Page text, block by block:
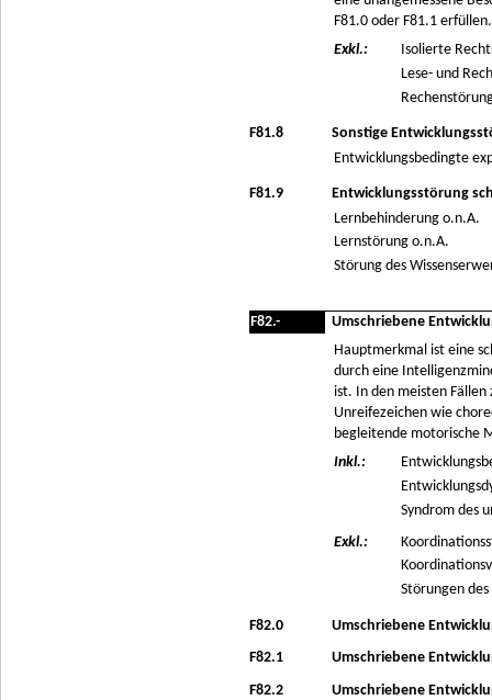
F81.0 oder F81.1 erfüllen.
Exkl.:
Isolierte
Lese- und
F81.8
Sonstige
Entwicklungsbedingte
F81.9
Entwicklungsstörung
Lernbehinderung o.n.A.
Lernstörung o.n.A.
Störung des
F82.-
Umschriebene
Hauptmerkmal ist eine
durch eine
ist. In den meisten
Unreifezeichen wie
begleitende motorische
Inkl.:
Syndrom des
Exkl.:
Störungen
F82.0
Umschriebene
F82.1
Umschriebene
F82.2
Umschriebene